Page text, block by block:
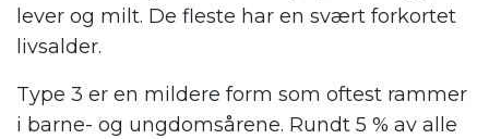
lever og milt. De fleste har en svært forkortet
livsalder.
Type 3 er en mildere form som oftest rammer
i barne- og ungdomsårene. Rundt 5 % av alle